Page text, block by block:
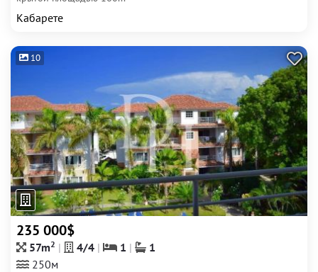
Кабарете
10
235 000$
57m2 4/4 1
1
250м